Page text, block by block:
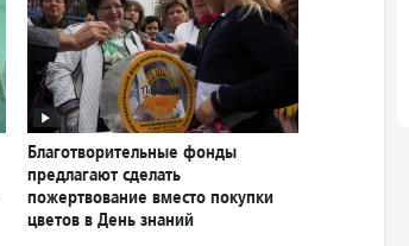
Благотворительные фонды
предлагают сделать
пожертвование вместо покупки
цветов в День знаний